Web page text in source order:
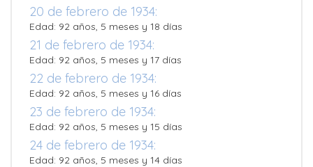
20 de febrero de 1934:
Edad: 92 años, 5 meses y 18 días
21 de febrero de 1934:
Edad: 92 años, 5 meses y 17 días
22 de febrero de 1934:
Edad: 92 años, 5 meses y 16 días
23 de febrero de 1934:
Edad: 92 años, 5 meses y 15 días
24 de febrero de 1934:
Edad: 92 años, 5 meses y 14 días